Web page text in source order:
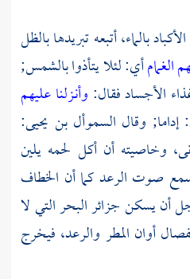
بالماء، أتبعه تبريدها بالظل
الغمامأي: لئلا يتأذوا بالشمس;
الأجساد فقال: وأنـزلنا عليهم
وقال السموأل بن يحيى:
وخاصيته أن أكل لحمه يلين
صوت الرعد كما أن الخطاف
أن يسكن جزائر البحر التي لا
أوان المطر والرعد، فيخرج